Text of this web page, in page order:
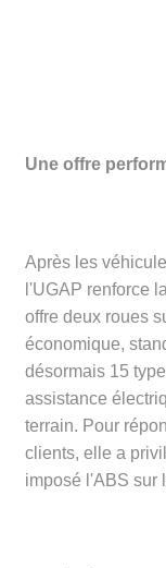
Une offre
Après les
l'UGAP renforce
offre deux roues
économique,
désormais 15
assistance
terrain. Pour
clients, elle a
imposé l'ABS sur